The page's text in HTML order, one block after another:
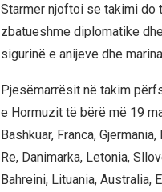
Starmer njoftoi se takimi do
zbatueshme diplomatike
sigurinë e anijeve dhe
Pjesëmarrësit në takim
e Hormuzit të bërë më 19
Bashkuar, Franca,
Re, Danimarka, Letonia,
Bahreini, Lituania, Australia,